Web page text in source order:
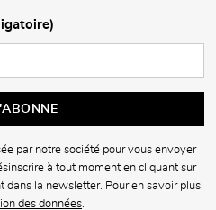
par notre société pour vous envoyer
à tout moment en cliquant sur
dans la newsletter. Pour en savoir plus,
des données.